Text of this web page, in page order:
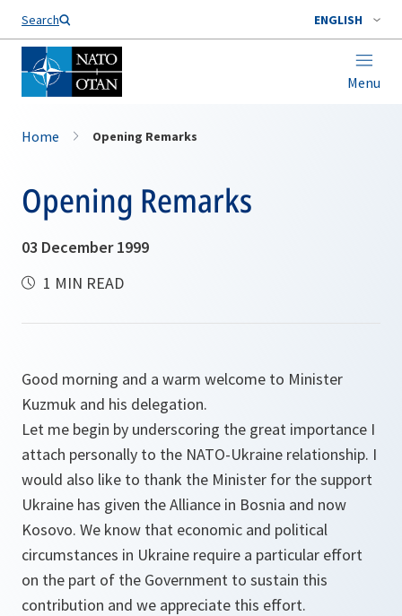
Search ENGLISH
Menu
Home Opening Remarks
Opening Remarks
03 December 1999
1 MIN READ
Good morning and a warm welcome to Minister
Kuzmuk and his delegation.
Let me begin by underscoring the great importance I
attach personally to the NATO-Ukraine relationship. I
would also like to thank the Minister for the support
Ukraine has given the Alliance in Bosnia and now
Kosovo. We know that economic and political
circumstances in Ukraine require a particular effort
on the part of the Government to sustain this
contribution and we appreciate this effort.